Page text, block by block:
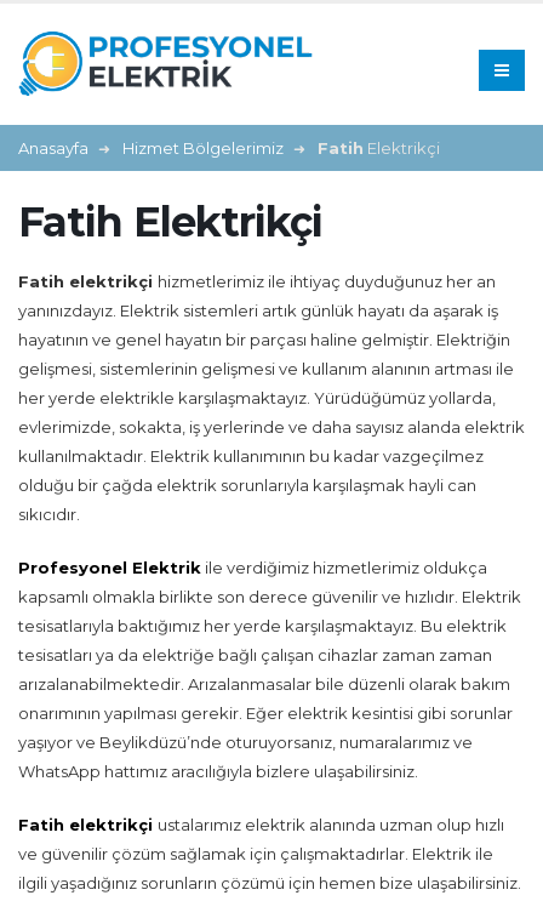
Anasayfa Hizmet Bölgelerimiz Fatih Elektrikçi
Fatih Elektrikçi
Fatih elektrikçi hizmetlerimiz ile ihtiyaç duyduğunuz her an
yanınızdayız. Elektrik sistemleri artık günlük hayatı da aşarak iş
hayatının ve genel hayatın bir parçası haline gelmiştir. Elektriğin
gelişmesi, sistemlerinin gelişmesi ve kullanım alanının artması ile
her yerde elektrikle karşılaşmaktayız. Yürüdüğümüz yollarda,
evlerimizde, sokakta, iş yerlerinde ve daha sayısız alanda elektrik
kullanılmaktadır. Elektrik kullanımının bu kadar vazgeçilmez
olduğu bir çağda elektrik sorunlarıyla karşılaşmak hayli can
sıkıcıdır.
Profesyonel Elektrik ile verdiğimiz hizmetlerimiz oldukça
kapsamlı olmakla birlikte son derece güvenilir ve hızlıdır. Elektrik
tesisatlarıyla baktığımız her yerde karşılaşmaktayız. Bu elektrik
tesisatları ya da elektriğe bağlı çalışan cihazlar zaman zaman
arızalanabilmektedir. Arızalanmasalar bile düzenli olarak bakım
onarımının yapılması gerekir. Eğer elektrik kesintisi gibi sorunlar
yaşıyor ve Beylikdüzü’nde oturuyorsanız, numaralarımız ve
WhatsApp hattımız aracılığıyla bizlere ulaşabilirsiniz.
Fatih elektrikçi ustalarımız elektrik alanında uzman olup hızlı
ve güvenilir çözüm sağlamak için çalışmaktadırlar. Elektrik ile
ilgili yaşadığınız sorunların çözümü için hemen bize ulaşabilirsiniz.